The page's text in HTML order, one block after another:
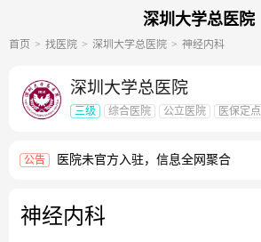
深圳大学总医院
首页 找医院 深圳大学总医院 神经内科
深圳大学总医院
三级 综合医院 公立医院 医保定点
公告 医院未官方入驻，信息全网聚合
神经内科